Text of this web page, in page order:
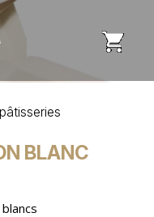
pâtisseries
BLANC